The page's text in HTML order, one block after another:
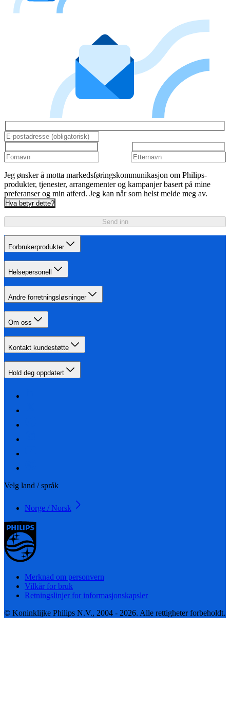
Jeg ønsker å motta markedsføringskommunikasjon om Philips-
produkter, tjenester, arrangementer og kampanjer basert på mine
preferanser og min atferd. Jeg kan når som helst melde meg av.
Hva betyr dette?
Send inn
Forbrukerprodukter
Helsepersonell
Andre forretningsløsninger
Om oss
Kontakt kundestøtte
Hold deg oppdatert
Velg land / språk
Norge / Norsk
Merknad om personvern
Vilkår for bruk
Retningslinjer for informasjonskapsler
© Koninklijke Philips N.V., 2004 - 2026. Alle rettigheter forbeholdt.